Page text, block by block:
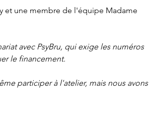
et une membre de l'équipe Madame
avec PsyBru, qui exige les numéros
le financement.
participer à l'atelier, mais nous avons